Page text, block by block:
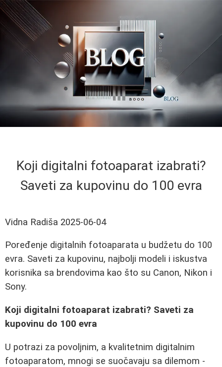
Koji digitalni fotoaparat izabrati?
Saveti za kupovinu do 100 evra
Vidna Radiša 2025-06-04
Poređenje digitalnih fotoaparata u budžetu do 100
evra. Saveti za kupovinu, najbolji modeli i iskustva
korisnika sa brendovima kao što su Canon, Nikon i
Sony.
Koji digitalni fotoaparat izabrati? Saveti za
kupovinu do 100 evra
U potrazi za povoljnim, a kvalitetnim digitalnim
fotoaparatom, mnogi se suočavaju sa dilemom -